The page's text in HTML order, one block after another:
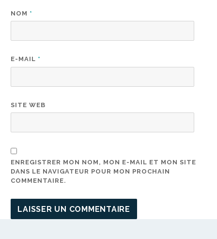
NOM *
E-MAIL *
SITE WEB
ENREGISTRER MON NOM, MON E-MAIL ET MON SITE
DANS LE NAVIGATEUR POUR MON PROCHAIN
COMMENTAIRE.